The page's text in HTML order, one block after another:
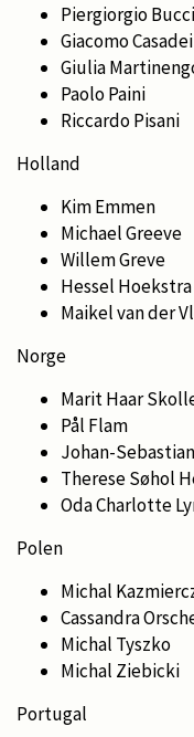
Piergiorgio Bucci
Giacomo Casadei
Giulia
Paolo Paini
Riccardo Pisani
Holland
Kim Emmen
Michael Greeve
Willem Greve
Hessel Hoekstra
Maikel van der
Norge
Marit Haar
Pål Flam
Johan-
Therese Søhol
Oda Charlotte
Polen
Michal
Cassandra
Michal Tyszko
Michal Ziebicki
Portugal